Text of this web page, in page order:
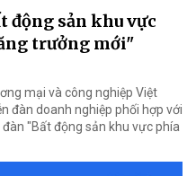
động sản khu vực
trưởng mới"
mại và công nghiệp Việt
đàn doanh nghiệp phối hợp với
"Bất động sản khu vực phía